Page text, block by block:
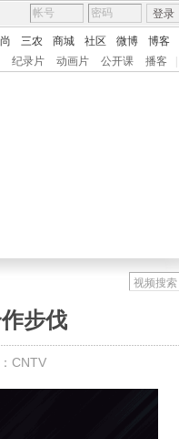
登录
三农 商城 社区 微博 博客
纪录片 动画片 公开课 播客
步伐
CNTV